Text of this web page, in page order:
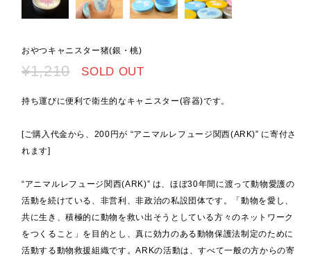
おやつキャニスター猪(銀・桃)
¥1,210 SOLD OUT
持ち運びに便利で衛生的なキャニスター(容器)です。
[ご購入代金から、200円が “アニマルレフュージ関西(ARK)” に寄付さ
れます]
“アニマルレフュージ関西(ARK)” は、ほぼ30年間に渡って動物愛護の
活動を続けている、非営利、非政治の私設団体です。「動物を愛し、
共に生き、積極的に動物を救い出そうとしている方々のネットワーク
をつくること」を目的とし、真に効力のある動物保護法制定のために
活動する動物救援組織です。ARKの活動は、すべて一般の方からの寄